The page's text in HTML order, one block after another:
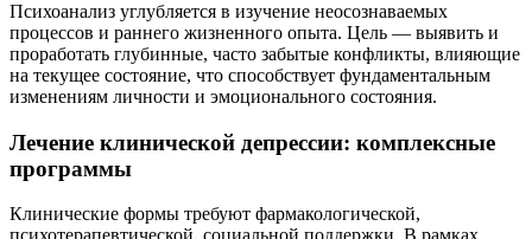
Психоанализ углубляется в изучение неосознаваемых
процессов и раннего жизненного опыта. Цель — выявить и
проработать глубинные, часто забытые конфликты, влияющие
на текущее состояние, что способствует фундаментальным
изменениям личности и эмоционального состояния.
Лечение клинической депрессии: комплексные
программы
Клинические формы требуют фармакологической,